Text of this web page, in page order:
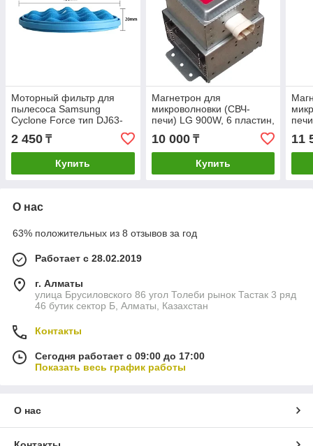
Моторный фильтр для
пылесоса Samsung
Cyclone Force тип DJ63-
01467A серии SC15H40,
SC15K41 (диаметр 130
мм)
2 450 ₸
Купить
Магнетрон для
микроволновки (СВЧ-
печи) LG 900W, 6 пластин,
6 отверстий,2M214-01 ,
разъём перпендикулярно
10 000₸
Купить
11
О нас
63% положительных из 8 отзывов за год
Работает с 28.02.2019
г. Алматы
улица Брусиловского 86 угол Толеби рынок Тастак 3 ряд
46 бутик сектор Б, Алматы, Казахстан
Контакты
Сегодня работает с 09:00 до 17:00
Показать весь график работы
О нас